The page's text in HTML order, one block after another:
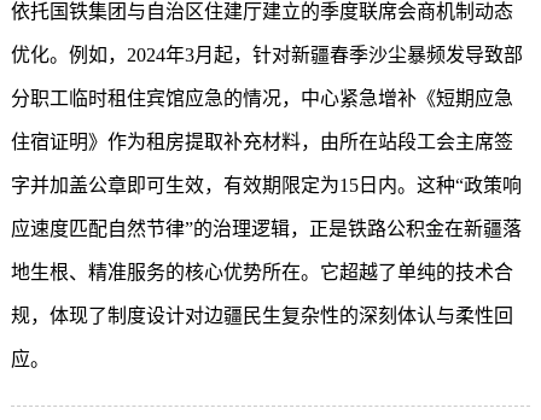
依托国铁集团与自治区住建厅建立的季度联席会商机制动态
优化。例如，2024年3月起，针对新疆春季沙尘暴频发导致部
分职工临时租住宾馆应急的情况，中心紧急增补《短期应急
住宿证明》作为租房提取补充材料，由所在站段工会主席签
字并加盖公章即可生效，有效期限定为15日内。这种“政策响
应速度匹配自然节律”的治理逻辑，正是铁路公积金在新疆落
地生根、精准服务的核心优势所在。它超越了单纯的技术合
规，体现了制度设计对边疆民生复杂性的深刻体认与柔性回
应。